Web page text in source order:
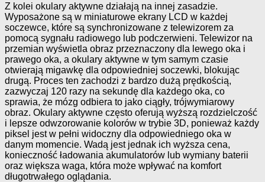
Z kolei okulary aktywne działają na innej zasadzie.
Wyposażone są w miniaturowe ekrany LCD w każdej
soczewce, które są synchronizowane z telewizorem za
pomocą sygnału radiowego lub podczerwieni. Telewizor na
przemian wyświetla obraz przeznaczony dla lewego oka i
prawego oka, a okulary aktywne w tym samym czasie
otwierają migawkę dla odpowiedniej soczewki, blokując
drugą. Proces ten zachodzi z bardzo dużą prędkością,
zazwyczaj 120 razy na sekundę dla każdego oka, co
sprawia, że mózg odbiera to jako ciągły, trójwymiarowy
obraz. Okulary aktywne często oferują wyższą rozdzielczość
i lepsze odwzorowanie kolorów w trybie 3D, ponieważ każdy
piksel jest w pełni widoczny dla odpowiedniego oka w
danym momencie. Wadą jest jednak ich wyższa cena,
konieczność ładowania akumulatorów lub wymiany baterii
oraz większa waga, która może wpływać na komfort
długotrwałego oglądania.